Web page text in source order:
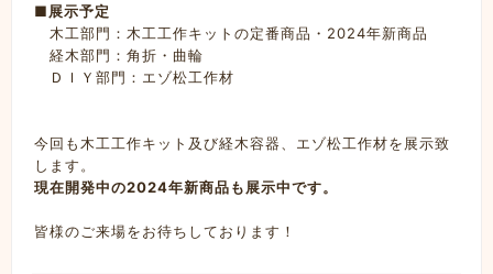
■展示予定
木工部門：木工工作キットの定番商品・2024年新商品
経木部門：角折・曲輪
ＤＩＹ部門：エゾ松工作材
今回も木工工作キット及び経木容器、エゾ松工作材を展示致
します。
現在開発中の2024年新商品も展示中です。
皆様のご来場をお待ちしております！